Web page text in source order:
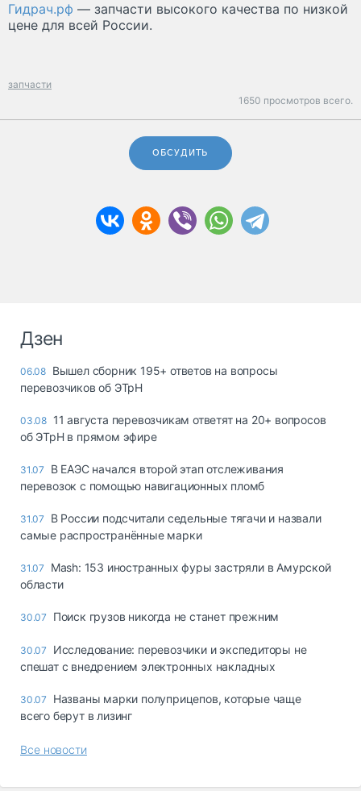
Гидрач.рф — запчасти высокого качества по низкой
цене для всей России.
запчасти
1650 просмотров всего.
ОБСУДИТЬ
Дзен
06.08 Вышел сборник 195+ ответов на вопросы
перевозчиков об ЭТрН
03.08 11 августа перевозчикам ответят на 20+ вопросов
об ЭТрН в прямом эфире
31.07
В ЕАЭС начался второй этап отслеживания
перевозок с помощью навигационных пломб
31.07
В России подсчитали седельные тягачи и назвали
самые распространённые марки
31.07
Mash: 153 иностранных фуры застряли в Амурской
области
30.07 Поиск грузов никогда не станет прежним
30.07
Исследование: перевозчики и экспедиторы не
спешат с внедрением электронных накладных
30.07
Названы марки полуприцепов, которые чаще
всего берут в лизинг
Все новости